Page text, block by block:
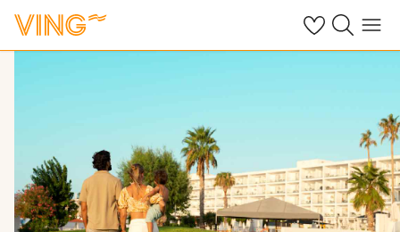
Se dine sparte
Søk påMeny